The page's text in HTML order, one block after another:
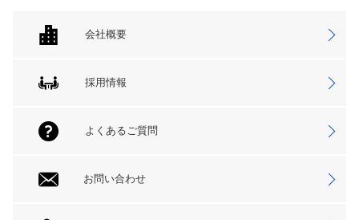
会社概要
採用情報
よくあるご質問
お問い合わせ